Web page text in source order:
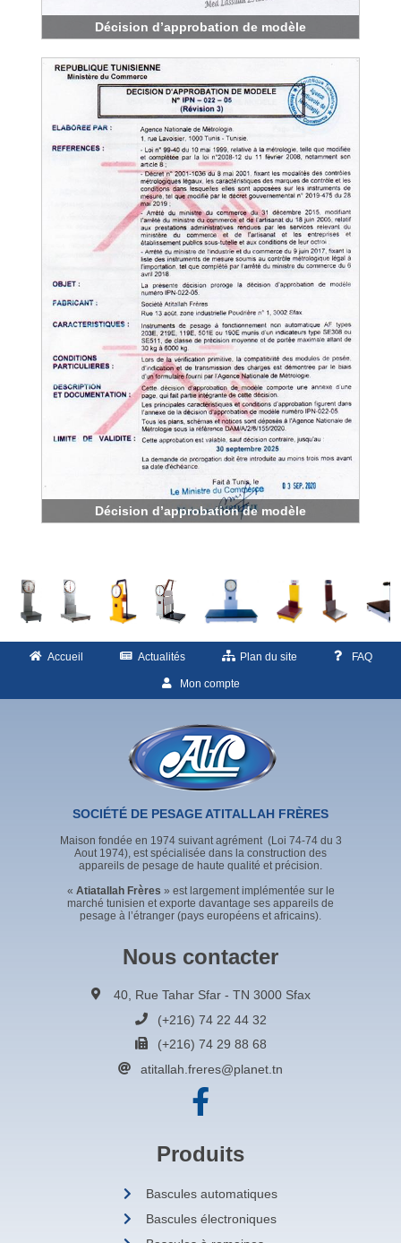
Décision d’approbation de modèle
Décision d’approbation de modèle
Accueil Actualités Plan du site FAQ
Mon compte
SOCIÉTÉ DE PESAGE ATITALLAH FRÈRES
Maison fondée en 1974 suivant agrément (Loi 74-74 du 3
Aout 1974), est spécialisée dans la construction des
appareils de pesage de haute qualité et précision.
« Atiatallah Frères » est largement implémentée sur le
marché tunisien et exporte davantage ses appareils de
pesage à l’étranger (pays européens et africains).
Nous contacter
40, Rue Tahar Sfar - TN 3000 Sfax
(+216) 74 22 44 32
(+216) 74 29 88 68
atitallah.freres@planet.tn
Produits
Bascules automatiques
Bascules électroniques